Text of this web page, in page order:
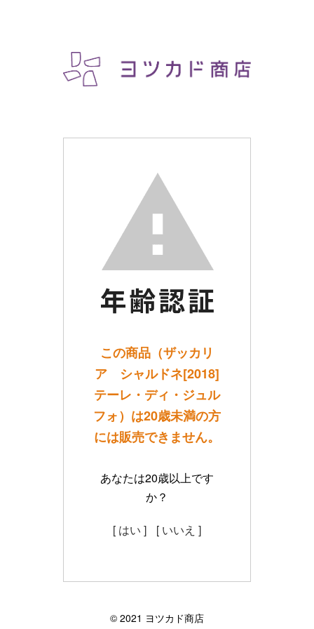
この商品（ザッカリ
ア シャルドネ[2018]
テーレ・ディ・ジュル
フォ）は20歳未満の方
には販売できません。
あなたは20歳以上です
か？
[ はい ] [ いいえ ]
©︎ 2021 ヨツカド商店